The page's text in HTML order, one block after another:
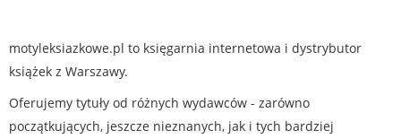
motyleksiazkowe.pl to księgarnia internetowa i dystrybutor
książek z Warszawy.
Oferujemy tytuły od różnych wydawców - zarówno
początkujących, jeszcze nieznanych, jak i tych bardziej